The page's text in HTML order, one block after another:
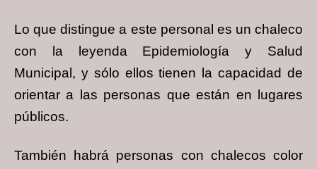
Lo que distingue a este personal es un chaleco
con la leyenda Epidemiología y Salud
Municipal, y sólo ellos tienen la capacidad de
orientar a las personas que están en lugares
públicos.
También habrá personas con chalecos color